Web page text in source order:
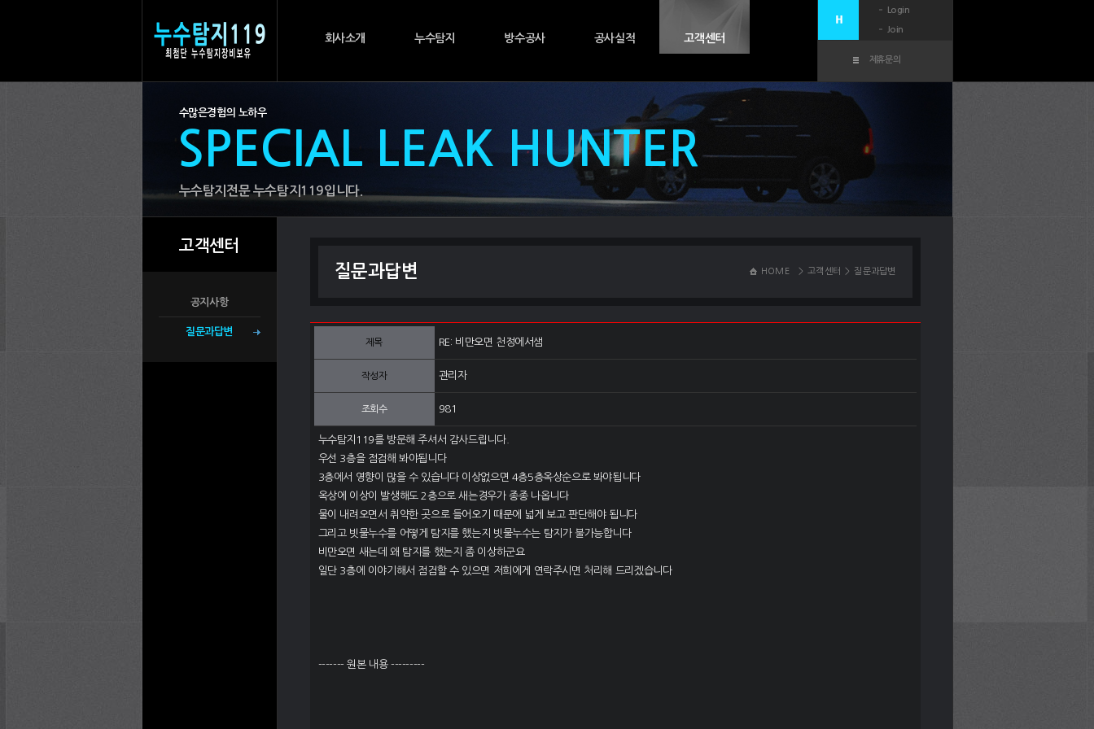
회사소개 누수탐지 방수공사 공사실적 고객센터
Login
Join
제휴문의
수많은경험의 노하우
SPECIAL LEAK HUNTER
누수탐지전문 누수탐지119입니다.
고객센터
공지사항
질문과답변
질문과답변 HOME > 고객센터 > 질문과답변
제목 RE: 비만오면 천정에서샘
작성자 관리자
조회수 981
누수탐지119를 방문해 주셔서 감사드립니다.
우선 3층을 점검해 봐야됩니다
3층에서 영향이 많을 수 있습니다 이상없으면 4층5층옥상순으로 봐야됩니다
옥상에 이상이 발생해도 2층으로 새는경우가 종종 나옵니다
물이 내려오면서 취약한 곳으로 들어오기 때문에 넓게 보고 판단해야 됩니다
그리고 빗물누수를 어떻게 탐지를 했는지 빗물누수는 탐지가 불가능합니다
비만오면 새는데 왜 탐지를 했는지 좀 이상하군요
일단 3층에 이야기해서 점검할 수 있으면 저희에게 연락주시면 처리해 드리겠습니다
------- 원본 내용 ---------